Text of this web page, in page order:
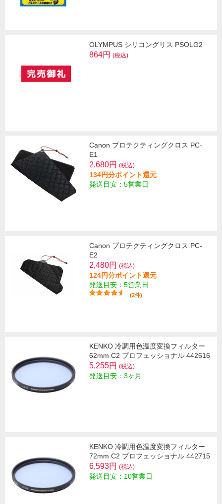
OLYMPUS シリコングリス PSOLG2
864円 (税込)
Canon プロテクティングクロス PC-
E1
2,680円 (税込)
134円分ポイント還元
発送目安：5営業日
Canon プロテクティングクロス PC-
E2
2,480円 (税込)
124円分ポイント還元
発送目安：5営業日
(2件)
KENKO 冷調用色温度変換フィルター
62mm C2 プロフェッショナル 442616
5,255円 (税込)
発送目安：3ヶ月
KENKO 冷調用色温度変換フィルター
72mm C2 プロフェッショナル 442715
6,593円 (税込)
発送目安：10営業日